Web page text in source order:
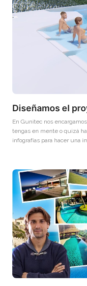
Diseñamos el
En Gunitec nos
tengas en mente o quizá
infografías para hacer una